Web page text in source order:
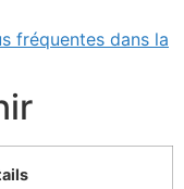
fréquentes dans la